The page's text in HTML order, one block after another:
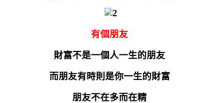
有個朋友
財富不是一個人一生的朋友
而朋友有時則是你一生的財富
朋友不在多而在精